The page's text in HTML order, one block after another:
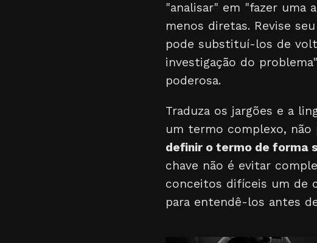
"analisar" em "fazer uma
menos diretas. Revise
pode substituí-los de
investigação do
poderosa.
Traduza os jargões e a
um termo complexo,
definir o termo de forma
chave não é evitar
conceitos difíceis um de
para entendê-los antes